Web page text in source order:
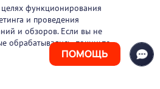
ПОМОЩЬ
функционирования
и проведения
и обзоров. Если вы не
обрабатывались, покиньте